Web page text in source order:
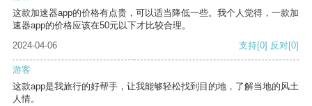
这款加速器app的价格有点贵，可以适当降低一些。我个人觉得，一款加
速器app的价格应该在50元以下才比较合理。
2024-04-06
支持[0] 反对[0]
游客
这款app是我旅行的好帮手，让我能够轻松找到目的地，了解当地的风土
人情。